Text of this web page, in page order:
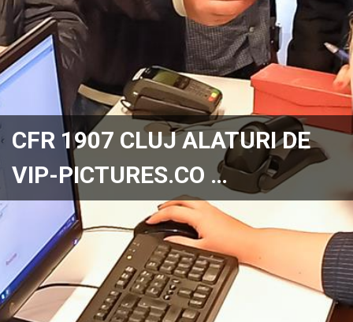
CFR 1907 CLUJ ALATURI DE
VIP-PICTURES.CO …